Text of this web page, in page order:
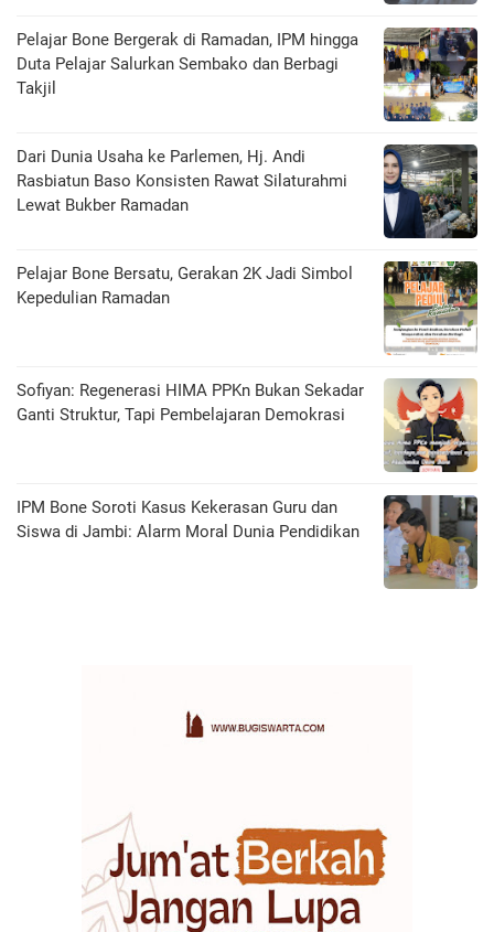
Pelajar Bone Bergerak di Ramadan, IPM hingga
Duta Pelajar Salurkan Sembako dan Berbagi
Takjil
Dari Dunia Usaha ke Parlemen, Hj. Andi
Rasbiatun Baso Konsisten Rawat Silaturahmi
Lewat Bukber Ramadan
Pelajar Bone Bersatu, Gerakan 2K Jadi Simbol
Kepedulian Ramadan
Sofiyan: Regenerasi HIMA PPKn Bukan Sekadar
Ganti Struktur, Tapi Pembelajaran Demokrasi
IPM Bone Soroti Kasus Kekerasan Guru dan
Siswa di Jambi: Alarm Moral Dunia Pendidikan